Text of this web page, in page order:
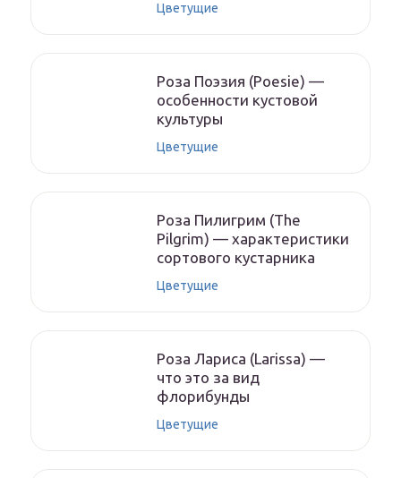
Цветущие
Роза Поэзия (Poesie) —
особенности кустовой
культуры
Цветущие
Роза Пилигрим (The
Pilgrim) — характеристики
сортового кустарника
Цветущие
Роза Лариса (Larissa) —
что это за вид
флорибунды
Цветущие